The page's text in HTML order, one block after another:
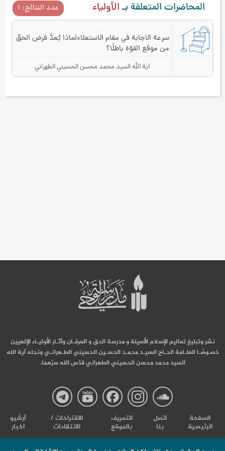
المحاضرات المتعلقة بـالأولياء عدد النتائج: ۱
سرعة الاجابة في مقام الاستعلاءلماذا يُعدُّ فرض الحقّ
من موقع القوّة باطلًا؟
آية الله السيد محمد محسن الحسيني الطهراني
نشر وتبليغ تعاليم الإسلام الأصيلة و مدرسة الحق و العرفـان وآثـار الأوليـاء الإلهيين
خصـوصًـا العلـامة الحـاج السيـد محمـد الحسـين الحسيني الطـهرانـي ونجله آية الله
السيد محمد محسن الحسيني الطهراني قدّس الله سرّهما.
صفحة
صفحة
صفحة
صفحة
الصفحة
الرئيسية
اتصل
بنا
التعریف
بالموقع
الاقتراحات /
الانتقادات
آرشیو
اخبار